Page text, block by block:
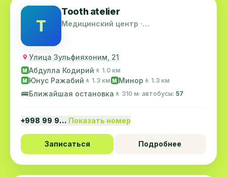
T
Tooth atelier
Медицинский центр ·
Улица Зульфияхоним, 21
M Абдулла Кодирий 🚶 1.0 км
M Юнус Ражабий 🚶 1.3 км M Минор 🚶 1.3 км
🚌Ближайшая остановка 🚶 310 м· автобусы: 57
+998 99 9… Показать номер
Записаться Подробнее